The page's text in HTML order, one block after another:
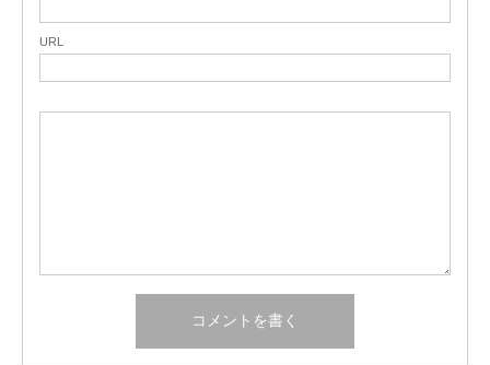
URL